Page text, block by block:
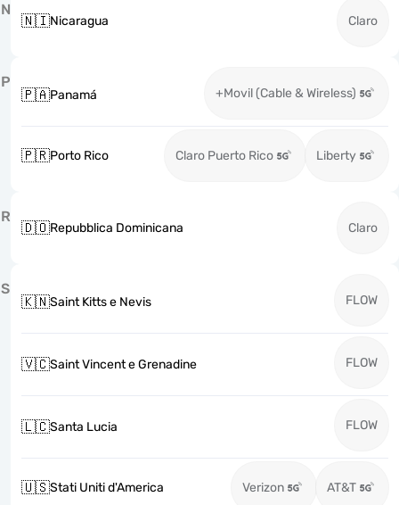
N
🇳🇮Nicaragua Claro
P
🇵🇦Panamá +Movil (Cable & Wireless)
🇵🇷Porto Rico Claro Puerto Rico Liberty
R
🇩🇴Repubblica Dominicana Claro
S
🇰🇳Saint Kitts e Nevis FLOW
🇻🇨Saint Vincent e Grenadine FLOW
🇱🇨Santa Lucia FLOW
🇺🇸Stati Uniti d'America Verizon AT&T